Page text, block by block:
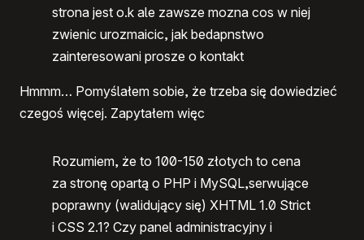
strona jest o.k ale zawsze mozna cos w niej
zwienic urozmaicic, jak bedapnstwo
zainteresowani prosze o kontakt
Hmmm… Pomyślałem sobie, że trzeba się dowiedzieć
czegoś więcej. Zapytałem więc
Rozumiem, że to 100-150 złotych to cena
za stronę opartą o PHP i MySQL,serwujące
poprawny (walidujący się) XHTML 1.0 Strict
i CSS 2.1? Czy panel administracyjny i